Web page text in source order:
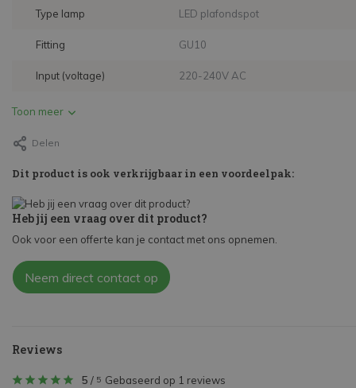
Type lamp LED plafondspot
Fitting GU10
Input (voltage) 220-240V AC
Toon meer
Delen
Dit product is ook verkrijgbaar in een voordeelpak:
Heb jij een vraag over dit product?
Ook voor een offerte kan je contact met ons opnemen.
Neem direct contact op
Reviews
5 / 5 Gebaseerd op 1 reviews